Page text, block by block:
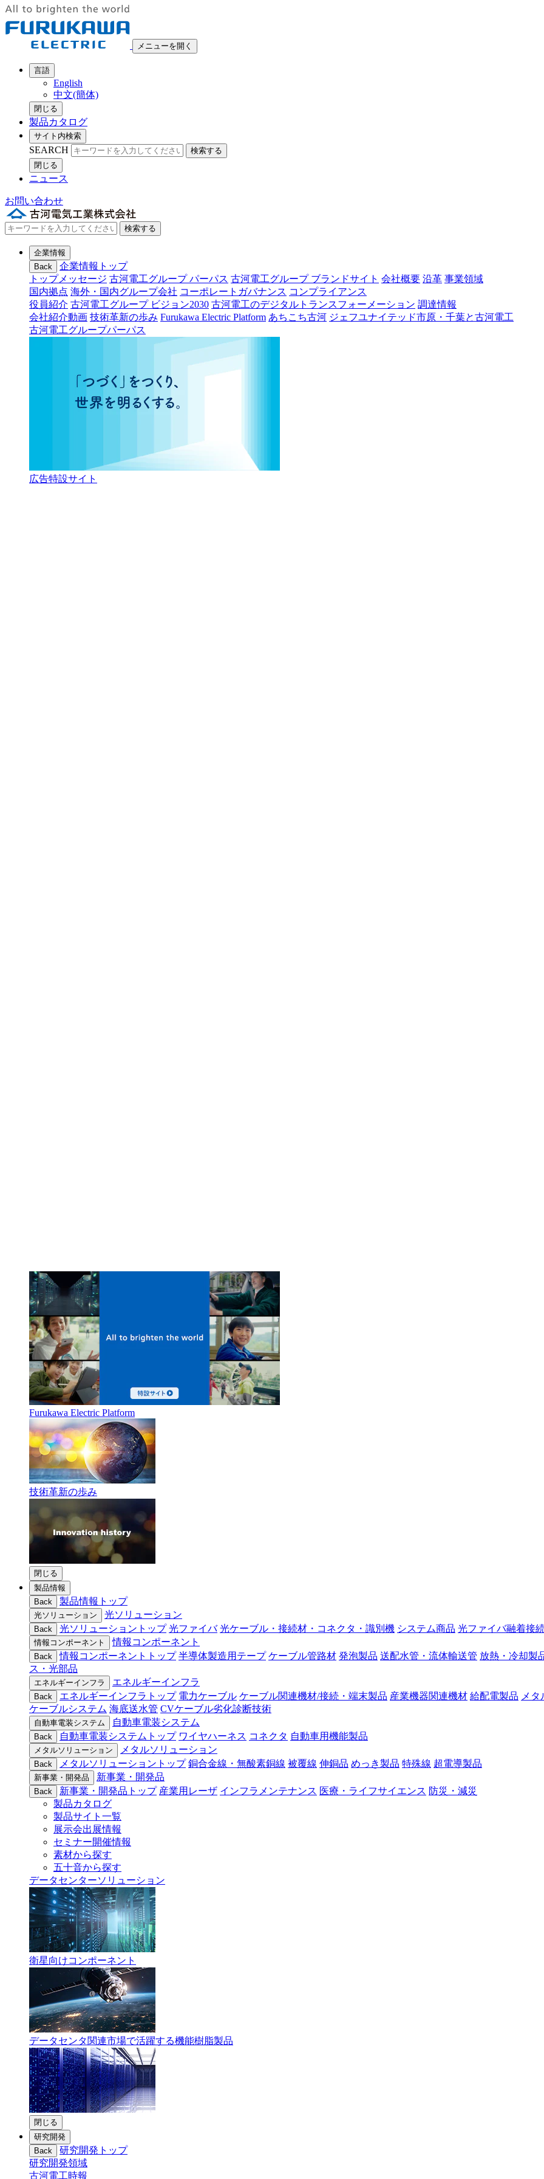
メニューを開く
言語
English
中文(簡体)
閉じる
製品カタログ
サイト内検索
SEARCH
検索する
閉じる
ニュース
お問い合わせ
検索する
企業情報
Back
企業情報トップ
トップメッセージ 古河電工グループ パーパス 古河電工グループ ブランドサイト 会社概要 沿革 事業領域
国内拠点 海外・国内グループ会社 コーポレートガバナンス コンプライアンス
役員紹介 古河電工グループ ビジョン2030 古河電工のデジタルトランスフォーメーション 調達情報
会社紹介動画 技術革新の歩み Furukawa Electric Platform あちこち古河 ジェフユナイテッド市原・千葉と古河電工
古河電工グループパーパス
広告特設サイト
Furukawa Electric Platform
技術革新の歩み
閉じる
製品情報
Back
製品情報トップ
光ソリューション 光ソリューション
Back 光ソリューショントップ 光ファイバ 光ケーブル・接続材・コネクタ・識別機 システム商品 光ファイバ融着接
情報コンポーネント 情報コンポーネント
Back 情報コンポーネントトップ 半導体製造用テープ ケーブル管路材 発泡製品 送配水管・流体輸送管 放熱・冷却製
ス・光部品
エネルギーインフラ エネルギーインフラ
Back エネルギーインフラトップ 電力ケーブル ケーブル関連機材/接続・端末製品 産業機器関連機材 給配電製品 メ
ケーブルシステム 海底送水管 CVケーブル劣化診断技術
自動車電装システム 自動車電装システム
Back 自動車電装システムトップ ワイヤハーネス コネクタ 自動車用機能製品
メタルソリューション メタルソリューション
Back メタルソリューショントップ 銅合金線・無酸素銅線 被覆線 伸銅品 めっき製品 特殊線 超電導製品
新事業・開発品 新事業・開発品
Back 新事業・開発品トップ 産業用レーザ インフラメンテナンス 医療・ライフサイエンス 防災・減災
製品カタログ
製品サイト一覧
展示会出展情報
セミナー開催情報
素材から探す
五十音から探す
データセンターソリューション
衛星向けコンポーネント
データセンタ関連市場で活躍する機能樹脂製品
閉じる
研究開発
Back
研究開発トップ
研究開発領域
古河電工時報